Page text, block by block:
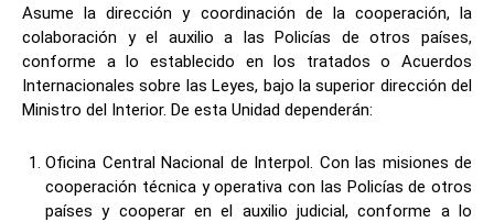
Asume la dirección y coordinación de la cooperación, la
colaboración y el auxilio a las Policías de otros países,
conforme a lo establecido en los tratados o Acuerdos
Internacionales sobre las Leyes, bajo la superior dirección del
Ministro del Interior. De esta Unidad dependerán:
Oficina Central Nacional de Interpol. Con las misiones de
cooperación técnica y operativa con las Policías de otros
países y cooperar en el auxilio judicial, conforme a lo